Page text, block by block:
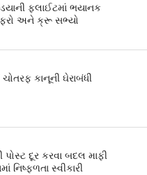
ફ્લાઈટમાં ભયાનક
અને ક્રૂ સભ્યો
કાનૂની ઘેરાબંધી
પોસ્ટ દૂર કરવા બદલ માફી
નિષ્ફળતા સ્વીકારી